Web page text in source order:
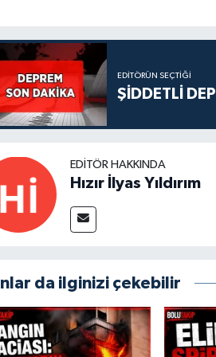
EDITÖRÜN SEÇTIĞI
ŞİDDETLİ
EDITÖR HAKKINDA
Hızır İlyas Yıldırım
da ilginizi çekebilir